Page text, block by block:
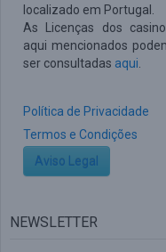
localizado em Portugal.
As Licenças dos
aqui mencionados
ser consultadas aqui
Política de Privacidade
Termos e Condições
Aviso Legal
NEWSLETTER